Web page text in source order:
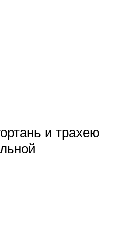
и трахею